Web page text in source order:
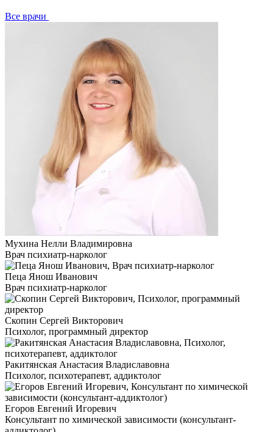
Все врачи
Мухина Нелли Владимировна
Врач психиатр-нарколог
Пеца Янош Иванович
Врач психиатр-нарколог
Скопин Сергей Викторович
Психолог, программный директор
Ракитянская Анастасия Владиславовна
Психолог, психотерапевт, аддиктолог
Егоров Евгений Игоревич
Консультант по химической зависимости (консультант-